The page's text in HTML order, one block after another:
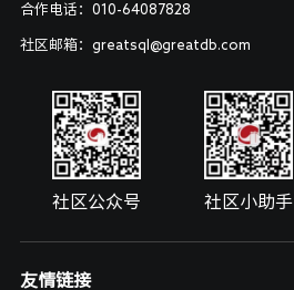
合作电话：010-64087828
社区邮箱：greatsql@greatdb.com
社区公众号 社区小助手
友情链接